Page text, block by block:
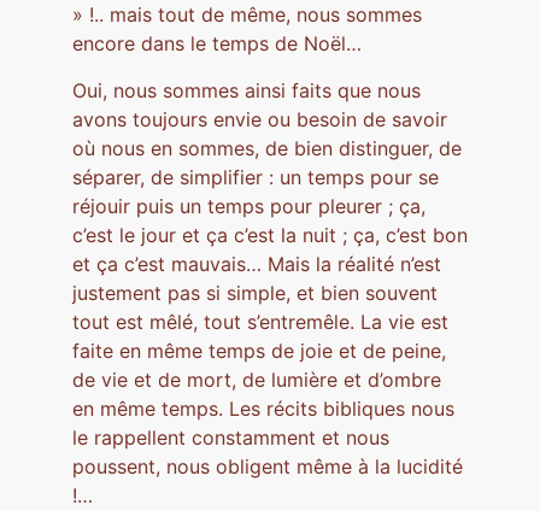
» !.. mais tout de même, nous sommes
encore dans le temps de Noël…
Oui, nous sommes ainsi faits que nous
avons toujours envie ou besoin de savoir
où nous en sommes, de bien distinguer, de
séparer, de simplifier : un temps pour se
réjouir puis un temps pour pleurer ; ça,
c’est le jour et ça c’est la nuit ; ça, c’est bon
et ça c’est mauvais… Mais la réalité n’est
justement pas si simple, et bien souvent
tout est mêlé, tout s’entremêle. La vie est
faite en même temps de joie et de peine,
de vie et de mort, de lumière et d’ombre
en même temps. Les récits bibliques nous
le rappellent constamment et nous
poussent, nous obligent même à la lucidité
!…